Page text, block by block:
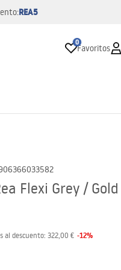
REA5
0
Favoritos
Flexi Grey /
al descuento: 322,00 € -12%